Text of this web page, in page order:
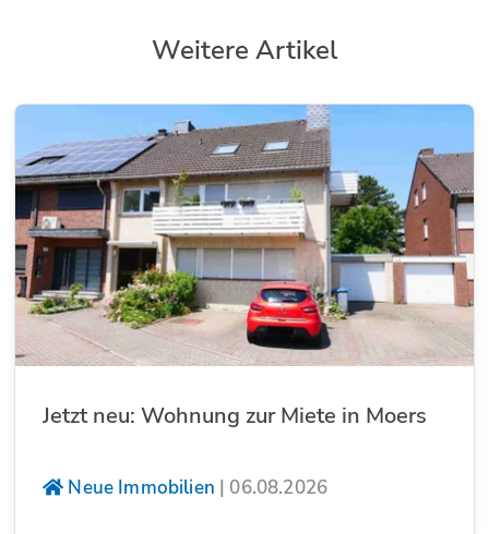
Weitere Artikel
Jetzt neu: Wohnung zur Miete in Moers
Neue Immobilien | 06.08.2026